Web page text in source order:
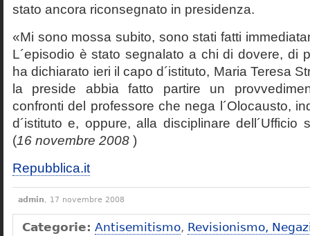
stato ancora riconsegnato in presidenza.
«Mi sono mossa subito, sono stati fatti
L´episodio è stato segnalato a chi di dovere, di
ha dichiarato ieri il capo d´istituto, Maria Teresa
la preside abbia fatto partire un
confronti del professore che nega l´Olocausto,
d´istituto e, oppure, alla disciplinare dell´Ufficio
(16 novembre 2008 )
Repubblica.it
admin, 17 novembre 2008
Categorie: Antisemitismo, Revisionismo,